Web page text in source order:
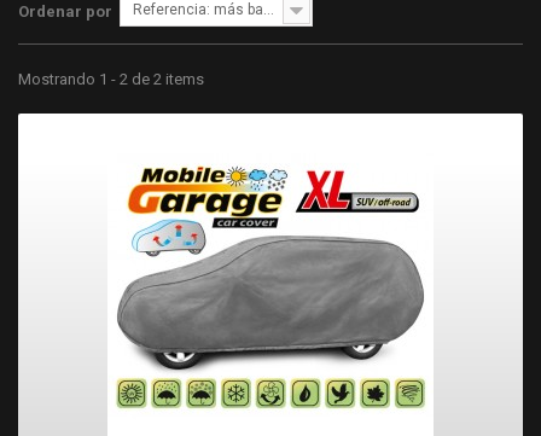
Ordenar por Referencia: más bajo primero
Mostrando 1 - 2 de 2 items